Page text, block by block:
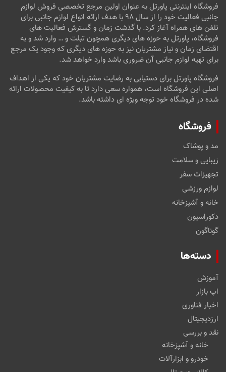
فروشگاه اینترنتی پاورتل به عنوان اولین مرجع تخصصی فروش لوازم
جانبی فعالیت خود را از سال ۹۸ با هدف ارائه انواع لوازم جانبی برای
تلفن های همراه آغاز کرد. با گذشت زمان و گسترش فعالیت های
فروشگاه، پاورتل به حوزه های دیگری همچون تبلت و … وارد شد و به
اقتضای زمان و نیاز مشتریان نیز به حوزه های دیگری که وجود یک مرجع
برای تهیه لوازم جانبی آن ضروری باشد وارد خواهد شد.
فروشگاه پاورتل برای دستیابی به رضایت مشتریان خود که یکی از اهداف
اصلی این فروشگاه است، همواره سعی دارد تا به کیفیت محصولات ارائه
شده در فروشگاه خود توجه ویژه ای داشته باشد.
فروشگاه
مد و پوشاک
زیبایی و سلامت
تجهیزات سفر
لوازم ورزشی
خانه و آشپزخانه
دکوراسیون
گوناگون
دسته‌ها
آموزش
اپ بازار
اخبار فناوری
ارزدیجیتال
نقد و بررسی
خانه و آشپزخانه
خودرو و ابزارآلات